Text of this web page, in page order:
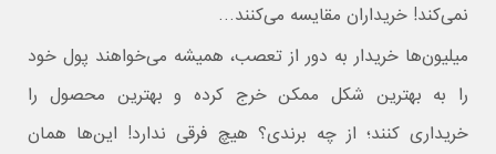
نمی‌کند! خریداران مقایسه می‌کنند…
میلیون‌ها خریدار به دور از تعصب، همیشه می‌خواهند پول خود
را به بهترین شکل ممکن خرج کرده و بهترین محصول را
خریداری کنند؛ از چه برندی؟ هیچ فرقی ندارد! این‌ها همان